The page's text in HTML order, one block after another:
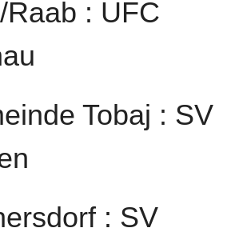
: UFC
Tobaj : SV
: SV